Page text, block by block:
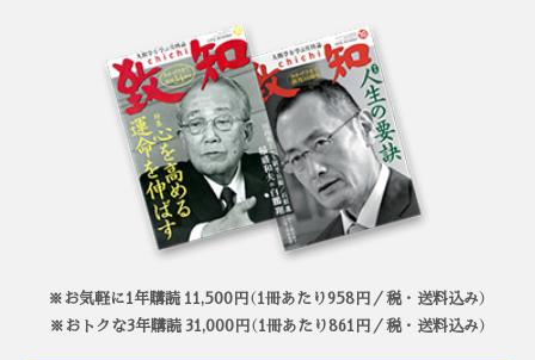
※お気軽に1年購読 11,500円（1冊あたり958円／税・送料込み）
※おトクな3年購読 31,000円（1冊あたり861円／税・送料込み）